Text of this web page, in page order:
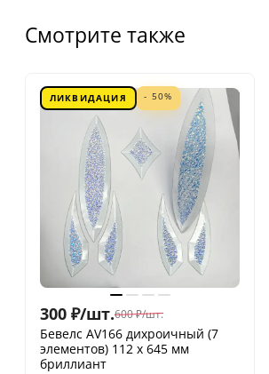
Смотрите также
ЛИКВИДАЦИЯ - 50%
300 ₽/шт.600 ₽/шт.
Бевелс AV166 дихроичный (7
элементов) 112 х 645 мм
бриллиант